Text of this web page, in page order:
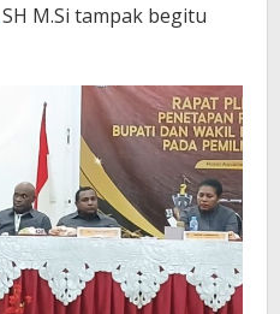
SH M.Si tampak begitu